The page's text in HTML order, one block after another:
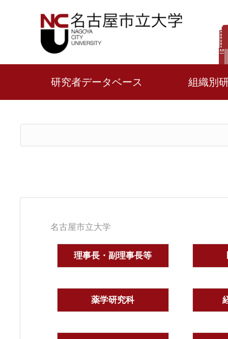
研究者データベース 組織別
名古屋市立大学
理事長・副理事長等
薬学研究科